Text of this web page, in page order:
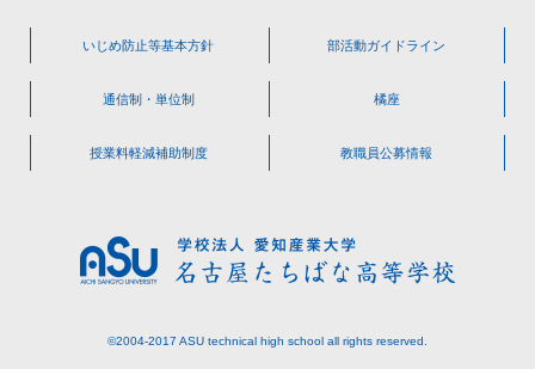
いじめ防止等基本方針 部活動ガイドライン
通信制・単位制 橘座
授業料軽減補助制度 教職員公募情報
©2004-2017 ASU technical high school all rights reserved.